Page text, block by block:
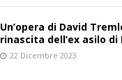
Un’opera di David
rinascita dell’ex asilo di
22 Dicembre 2023